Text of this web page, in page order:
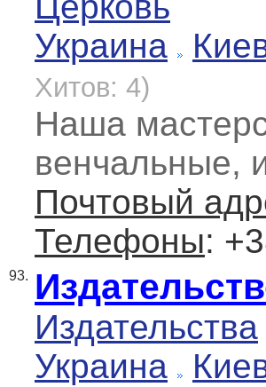
Украина
Хитов: 4)
Наша
венчальные,
Почтовый
Телефоны:
93.
Издательства
Украина